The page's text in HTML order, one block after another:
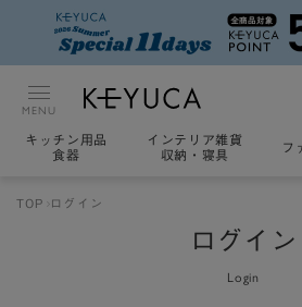
MENU
キッチン用品
食器
インテリア雑貨
収納・寝具
フ
TOP ログイン
ログイン
Login